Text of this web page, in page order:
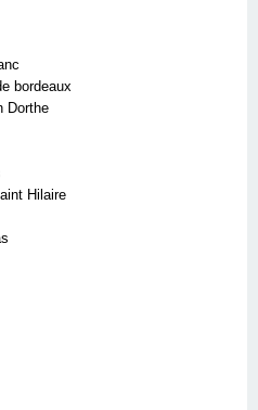
bordeaux
Dorthe
Hilaire